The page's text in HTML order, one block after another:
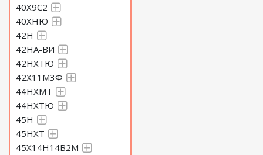
40Х9С2
40ХНЮ
42Н
42НА-ВИ
42НХТЮ
42Х11М3Ф
44НХМТ
44НХТЮ
45Н
45НХТ
45Х14Н14В2М